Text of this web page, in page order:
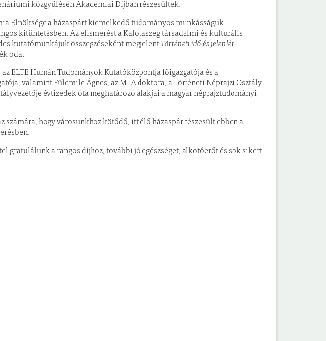
közgyűlésén Akadémiai Díjban részesültek.
Elnöksége a házaspárt kiemelkedő tudományos munkásságuk
kitüntetésben. Az elismerést a Kalotaszeg társadalmi és kulturális
kutatómunkájuk összegzéseként megjelentTörténeti idő és jelenlét
oda.
az ELTE Humán Tudományok Kutatóközpontja főigazgatója és a
valamintFülemile Ágnes, az MTA doktora, a Történeti Néprajzi Osztály
évtizedek óta meghatározó alakjai a magyar néprajztudományi
számára, hogy városunkhoz kötődő, itt élő házaspár részesült ebben a
gratulálunk a rangos díjhoz, további jó egészséget, alkotóerőt és sok sikert